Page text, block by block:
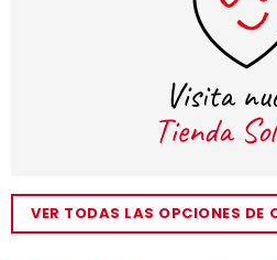
VER TODAS LAS OPCIONES DE